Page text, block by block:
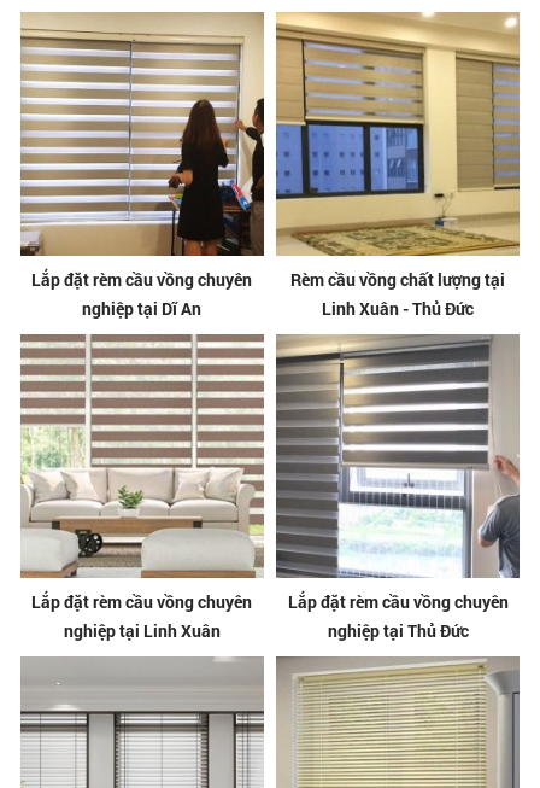
Lắp đặt rèm cầu vồng chuyên
nghiệp tại Dĩ An
Rèm cầu vồng chất lượng tại
Linh Xuân - Thủ Đức
Lắp đặt rèm cầu vồng chuyên
nghiệp tại Linh Xuân
Lắp đặt rèm cầu vồng chuyên
nghiệp tại Thủ Đức